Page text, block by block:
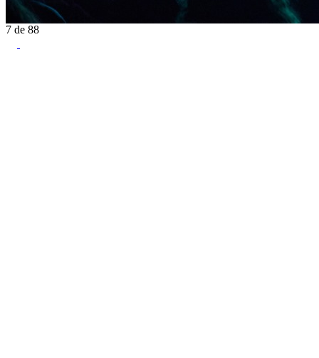
7 de 88